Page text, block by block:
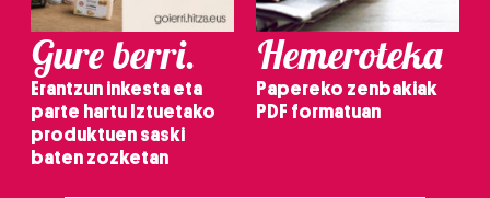
Gure berri.
Erantzun inkesta eta
parte hartu Iztuetako
produktuen saski
baten zozketan
Hemeroteka
Papereko zenbakiak
PDF formatuan